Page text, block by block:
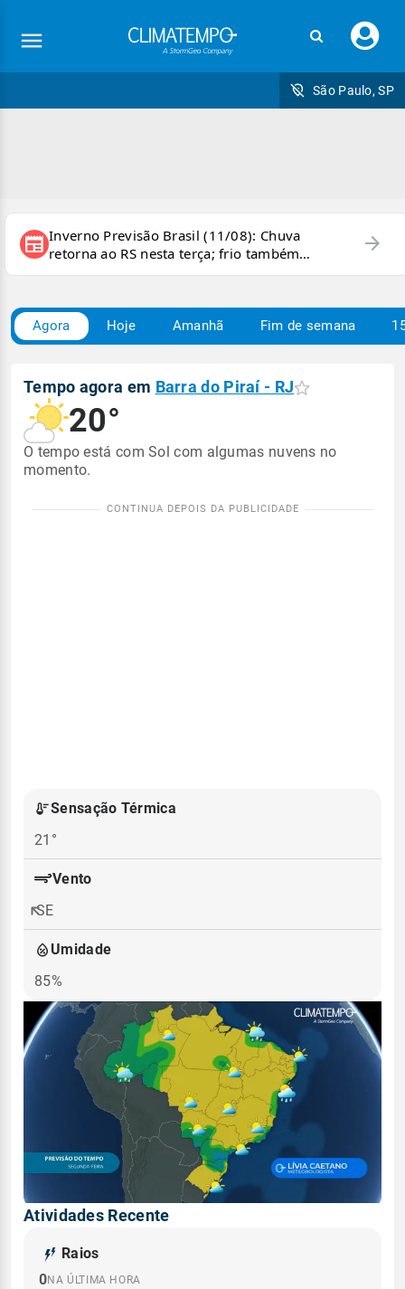
seu
São Paulo, SP
newspaper Inverno Previsão Brasil (11/08): Chuva
retorna ao RS nesta terça; frio também
persiste e há chance de geada
arrow_forward
Agora Hoje Amanhã Fim de semana
Tempo agora em Barra do Piraí - RJ
20°
O tempo está com Sol com algumas nuvens no
momento.
Sensação Térmica
21°
Vento
SE
Umidade
85%
Atividades Recente
Raios
0NA ÚLTIMA HORA